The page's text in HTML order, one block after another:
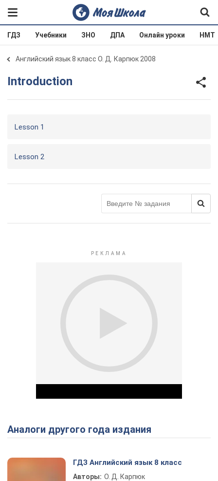
ГДЗ Учебники ЗНО ДПА Онлайн уроки НМТ
Английский язык 8 класс О. Д. Карпюк 2008
Introduction
Lesson 1
Lesson 2
Play Video
Аналоги другого года издания
ГДЗ Английский язык 8 класс
Авторы: О. Д. Карпюк